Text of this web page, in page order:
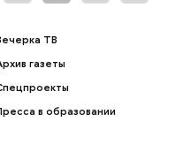
ТВ
газеты
в образовании